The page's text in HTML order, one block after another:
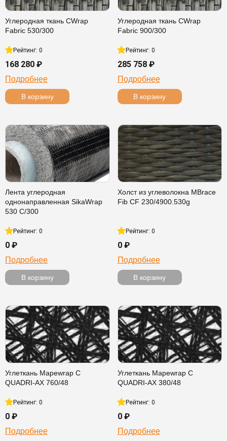
Углеродная ткань CWrap
Fabric 530/300
Рейтинг: 0
168 280 ₽
Подробнее
В корзину
Углеродная ткань CWrap
Fabric 900/300
Рейтинг: 0
285 758 ₽
Подробнее
В корзину
Лента углеродная
однонаправленная SikaWrap
530 C/300
Рейтинг: 0
0 ₽
Подробнее
В корзину
Холст из углеволокна MBrace
Fib CF 230/4900.530g
Рейтинг: 0
0 ₽
Подробнее
В корзину
Углеткань Mapewrap C
QUADRI-AX 760/48
Рейтинг: 0
0 ₽
Подробнее
Углеткань Mapewrap C
QUADRI-AX 380/48
Рейтинг: 0
0 ₽
Подробнее